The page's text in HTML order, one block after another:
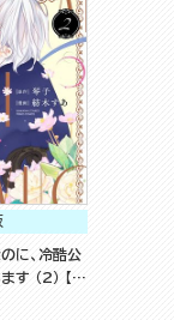
に、冷酷公
す （2） 【か
定かきおろ